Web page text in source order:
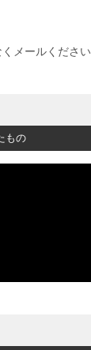
メールください
もの